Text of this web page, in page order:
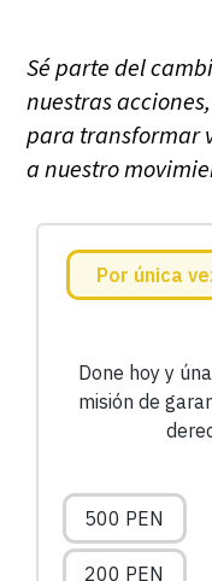
Sé parte del
nuestras
para transformar
a nuestro